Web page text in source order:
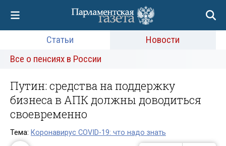
Статьи
Новости
Все о пенсиях в России
Путин: средства на поддержку
бизнеса в АПК должны доводиться
своевременно
Тема: Коронавирус COVID-19: что надо знать